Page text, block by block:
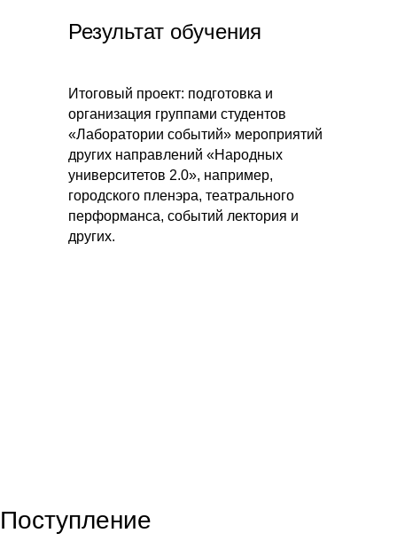
Итоговый проект: подготовка и
организация группами студентов
«Лаборатории событий» мероприятий
других направлений «Народных
университетов 2.0», например,
городского пленэра, театрального
перформанса, событий лектория и
других.
Результат обучения
Поступление